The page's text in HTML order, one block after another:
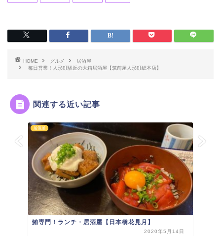
HOME グルメ
居酒屋
毎日営業！人形町駅近の大箱居酒屋【筑前屋人形町総本店】
関連する近い記事
居酒屋
鮪専門！ランチ・居酒屋【日本橋花見月】
2020年5月14日